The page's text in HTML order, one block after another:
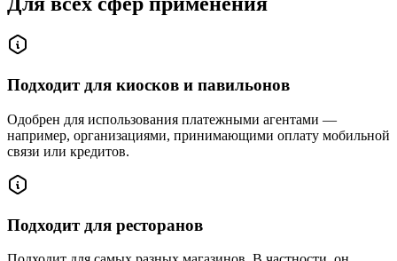
Подходит для киосков и павильонов
Одобрен для использования платежными агентами —
например, организациями, принимающими оплату мобильной
связи или кредитов.
Подходит для ресторанов